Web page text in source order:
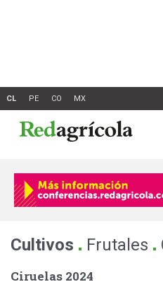
Cultivos . Frutales .
Ciruelas 2024